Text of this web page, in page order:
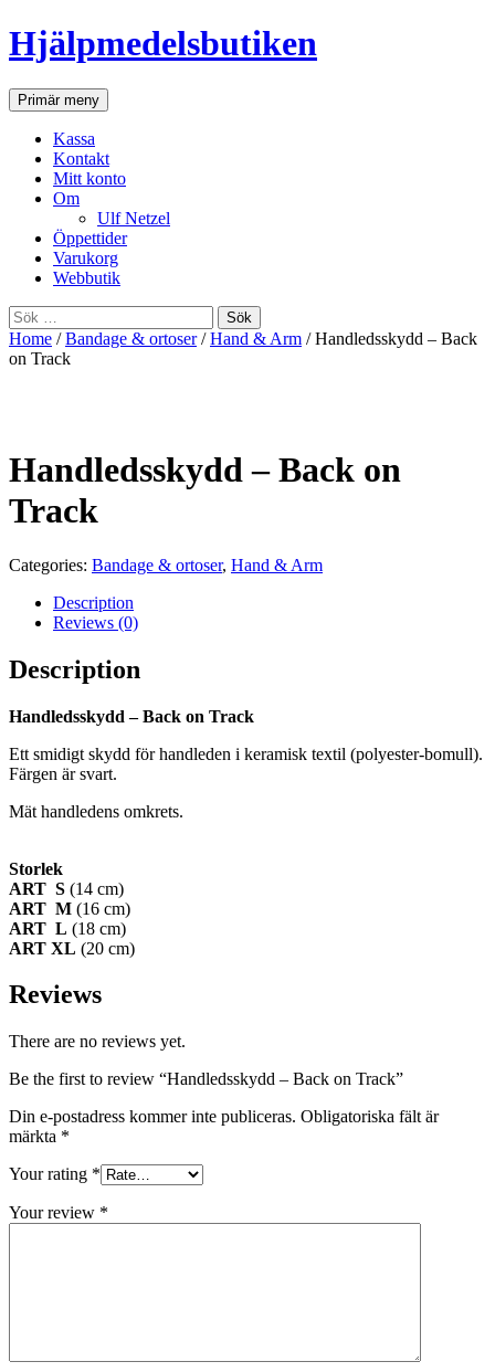
Hjälpmedelsbutiken
SökPrimär meny Gå
till
Kassa
Kontakt
Mitt konto
Om
Ulf Netzel
Öppettider
Varukorg
Webbutik
Sök
efter:
Home /Bandage & ortoser/Hand & Arm / Handledsskydd – Back
on Track
Handledsskydd – Back on
Track
Categories: Bandage & ortoser, Hand & Arm
Description
Reviews (0)
Description
Handledsskydd – Back on Track
Ett smidigt skydd för handleden i keramisk textil (polyester-bomull).
Färgen är svart.
Mät handledens omkrets.
Storlek
ART S (14 cm)
ART M (16 cm)
ART L (18 cm)
ART XL (20 cm)
Reviews
There are no reviews yet.
Be the first to review “Handledsskydd – Back on Track”
Din e-postadress kommer inte publiceras. Obligatoriska fält är
märkta *
Your rating *
Your review *